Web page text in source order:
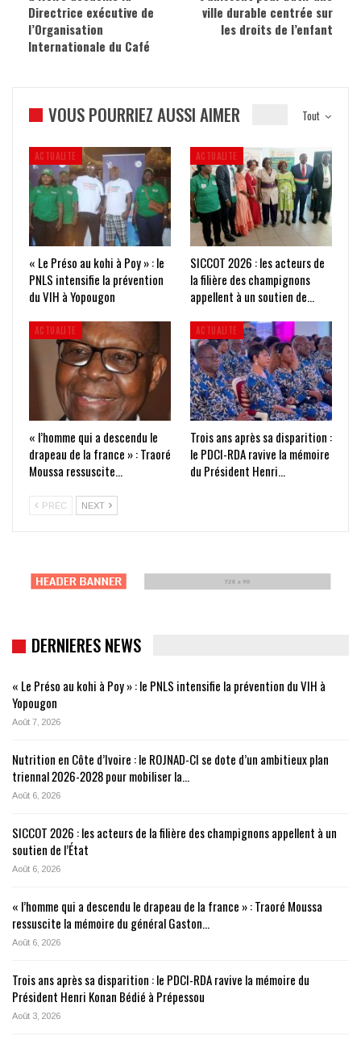
Directrice exécutive de
l’Organisation
Internationale du Café
ville durable centrée sur
les droits de l’enfant
Tout
VOUS POURRIEZ AUSSI AIMER
ACTUALITE
« Le Préso au kohi à Poy » : le
PNLS intensifie la prévention
du VIH à Yopougon
ACTUALITE
SICCOT 2026 : les acteurs de
la filière des champignons
appellent à un soutien de…
ACTUALITE
« l’homme qui a descendu le
drapeau de la france » : Traoré
Moussa ressuscite…
ACTUALITE
Trois ans après sa disparition :
le PDCI-RDA ravive la mémoire
du Président Henri…
PRÉC NEXT
DERNIERES NEWS
« Le Préso au kohi à Poy » : le PNLS intensifie la prévention du VIH à
Yopougon
Août 7, 2026
Nutrition en Côte d’Ivoire : le ROJNAD-CI se dote d’un ambitieux plan
triennal 2026-2028 pour mobiliser la…
Août 6, 2026
SICCOT 2026 : les acteurs de la filière des champignons appellent à un
soutien de l’État
Août 6, 2026
« l’homme qui a descendu le drapeau de la france » : Traoré Moussa
ressuscite la mémoire du général Gaston…
Août 6, 2026
Trois ans après sa disparition : le PDCI-RDA ravive la mémoire du
Président Henri Konan Bédié à Prépessou
Août 3, 2026